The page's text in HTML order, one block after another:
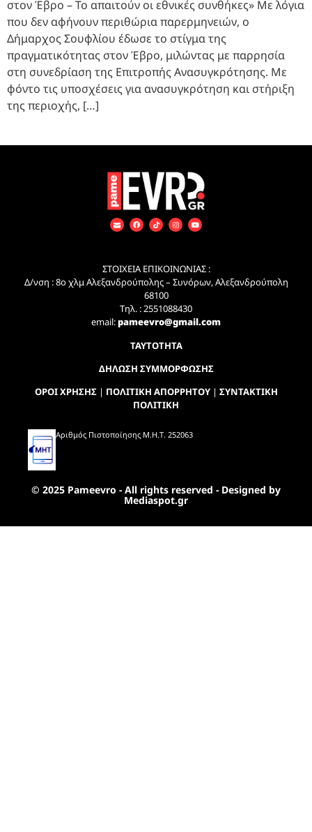
στον Έβρο – Το απαιτούν οι εθνικές συνθήκες» Με λόγια
που δεν αφήνουν περιθώρια παρερμηνειών, ο
Δήμαρχος Σουφλίου έδωσε το στίγμα της
πραγματικότητας στον Έβρο, μιλώντας με παρρησία
στη συνεδρίαση της Επιτροπής Ανασυγκρότησης. Με
φόντο τις υποσχέσεις για ανασυγκρότηση και στήριξη
της περιοχής, […]
ΣΤΟΙΧΕΙΑ ΕΠΙΚΟΙΝΩΝΙΑΣ :
Δ/νση : 8ο χλμ Αλεξανδρούπολης – Συνόρων, Αλεξανδρούπολη
68100
Τηλ. : 2551088430
email:pameevro@gmail.com
ΤΑΥΤΟΤΗΤΑ
ΔΗΛΩΣΗ ΣΥΜΜΟΡΦΩΣΗΣ
ΟΡΟΙ ΧΡΗΣΗΣ| ΠΟΛΙΤΙΚΗ ΑΠΟΡΡΗΤΟΥ| ΣΥΝΤΑΚΤΙΚΗ
ΠΟΛΙΤΙΚΗ
Αριθμός Πιστοποίησης Μ.Η.Τ. 252063
© 2025 Pameevro - All rights reserved - Designed by
Mediaspot.gr